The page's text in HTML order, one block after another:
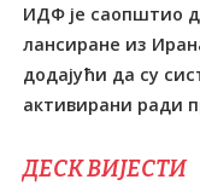
ИДФ је саопштио
лансиране из
додајући да су
активирани ради
ДЕСК ВИЈЕСТИ